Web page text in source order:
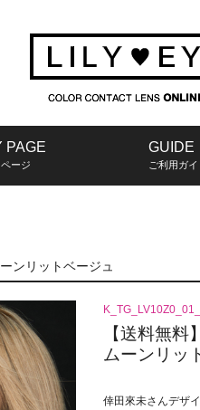
ンリットベージュ
【送料無
ムーンリッ
倖田來未さんデザ
PAGE
ージ
GUIDE
ご利用ガイ